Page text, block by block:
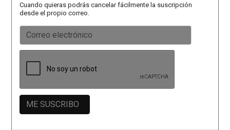
Cuando quieras podrás cancelar fácilmente la suscripción
desde el propio correo.